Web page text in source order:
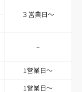
３営業日～
–
1営業日～
1営業日～